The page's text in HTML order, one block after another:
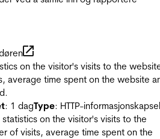
on the visitor's visits to the
average time spent on the website
: 1 dagType: HTTP-informasjonskapsel
on the visitor's visits to the
of visits, average time spent on the